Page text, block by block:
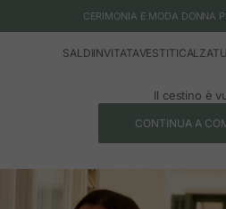
CERIMONIA E MODA DONNA
SALDIINVITATAVESTITI
Il cestino è
CONTINUA A